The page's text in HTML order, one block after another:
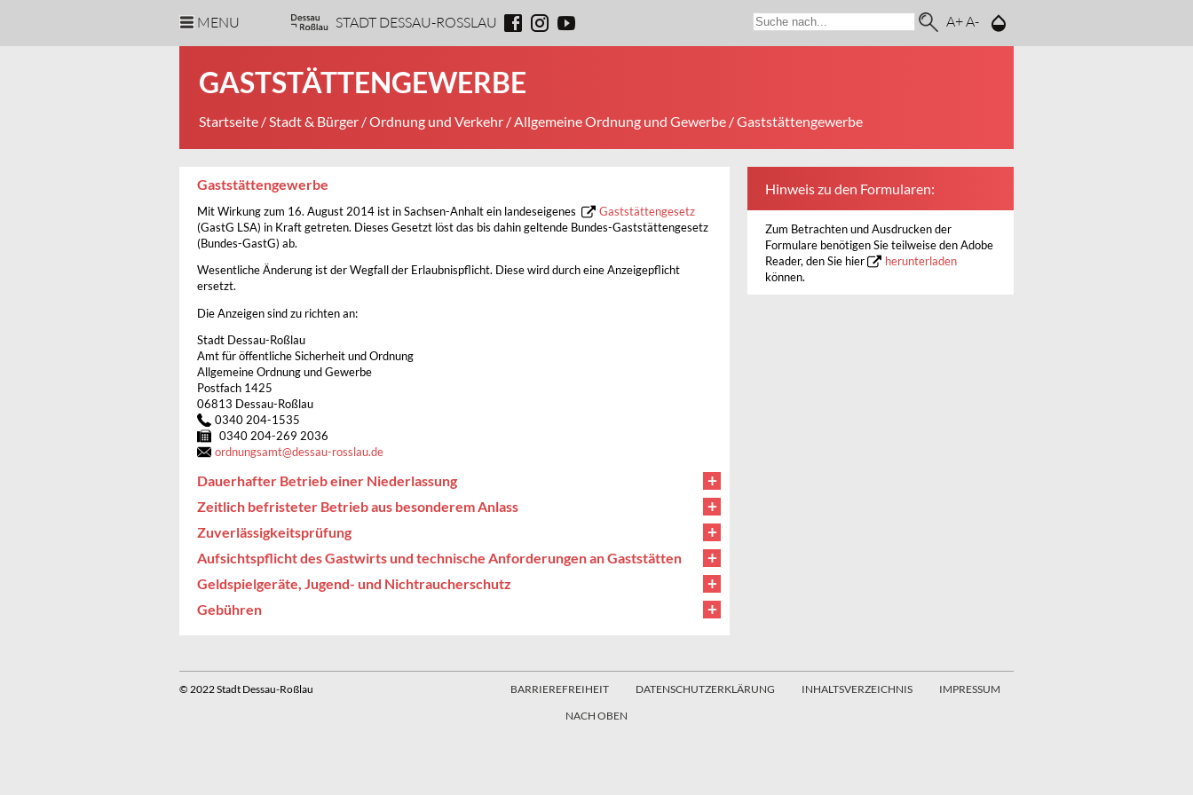
MENU STADT DESSAU-ROSSLAU A+A-
GASTSTÄTTENGEWERBE
Startseite /Stadt & Bürger /Ordnung und Verkehr /Allgemeine Ordnung und Gewerbe / Gaststättengewerbe
Gaststättengewerbe
Mit Wirkung zum 16. August 2014 ist in Sachsen-Anhalt ein landeseigenes
Gaststättengesetz
(GastG LSA) in Kraft getreten. Dieses Gesetzt löst das bis dahin geltende Bundes-Gaststättengesetz
(Bundes-GastG) ab.
Wesentliche Änderung ist der Wegfall der Erlaubnispflicht. Diese wird durch eine Anzeigepflicht
ersetzt.
Die Anzeigen sind zu richten an:
Stadt Dessau-Roßlau
Amt für öffentliche Sicherheit und Ordnung
Allgemeine Ordnung und Gewerbe
Postfach 1425
06813 Dessau-Roßlau
0340 204-1535
0340 204-269 2036
ordnungsamt@dessau-rosslau.de
Dauerhafter Betrieb einer Niederlassung
Zeitlich befristeter Betrieb aus besonderem Anlass
Zuverlässigkeitsprüfung
Aufsichtspflicht des Gastwirts und technische Anforderungen an Gaststätten
Geldspielgeräte, Jugend- und Nichtraucherschutz
Gebühren
Hinweis zu den Formularen:
Zum Betrachten und Ausdrucken der
Formulare benötigen Sie teilweise den Adobe
Reader, den Sie hier
herunterladen
können.
© 2022 Stadt Dessau-Roßlau BARRIEREFREIHEIT DATENSCHUTZERKLÄRUNG INHALTSVERZEICHNIS
IMPRESSUM
NACH OBEN